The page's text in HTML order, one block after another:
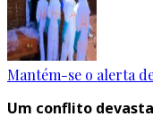
Mantém-se o alerta
Um conflito